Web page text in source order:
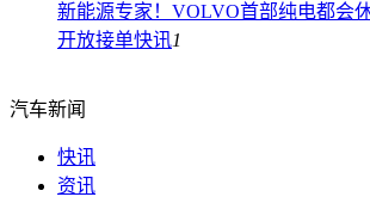
新能源专家！VOLVO首部纯电都会
开放接单快讯1
汽车新闻
快讯
资讯